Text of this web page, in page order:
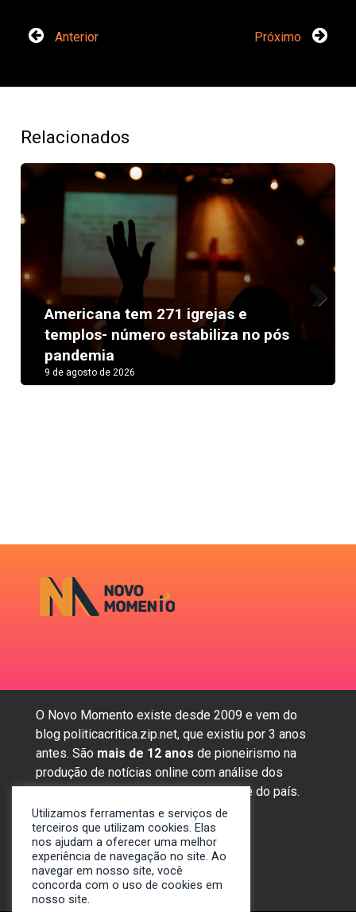
Anterior Próximo
Relacionados
Americana tem 271 igrejas e
templos- número estabiliza no pós
pandemia
9 de agosto de 2026
O Novo Momento existe desde 2009 e vem do
blog politicacritica.zip.net, que existiu por 3 anos
antes. São mais de 12 anos de pioneirismo na
produção de notícias online com análise dos
assuntos mais importantes da região e do país.
Sobre nós
Anunciar
Contato
Utilizamos ferramentas e serviços de
terceiros que utilizam cookies. Elas
nos ajudam a oferecer uma melhor
experiência de navegação no site. Ao
navegar em nosso site, você
concorda com o uso de cookies em
nosso site.